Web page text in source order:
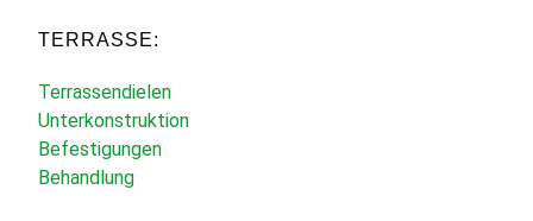
TERRASSE:
Terrassendielen
Unterkonstruktion
Befestigungen
Behandlung